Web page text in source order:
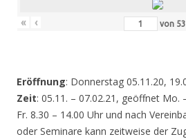
« ‹ von 53
Eröffnung: Donnerstag 05.11.20,
Zeit: 05.11. – 07.02.21, geöffnet Mo.
Fr. 8.30 – 14.00 Uhr und nach
oder Seminare kann zeitweise der